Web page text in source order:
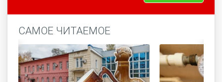
САМОЕ ЧИТАЕМОЕ